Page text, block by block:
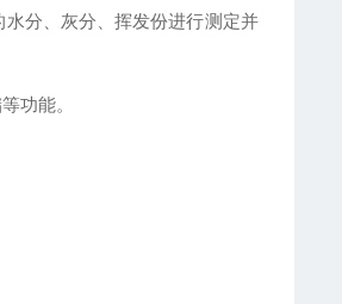
分、灰分、挥发份进行测定并
功能。